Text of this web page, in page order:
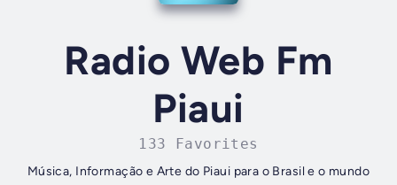
Radio Web Fm
Piaui
133 Favorites
Música, Informação e Arte do Piaui para o Brasil e o mundo